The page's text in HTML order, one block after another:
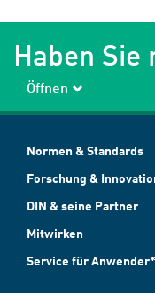
Haben Sie
Öffnen
Normen & Standards
Forschung &
DIN & seine Partner
Mitwirken
Service für